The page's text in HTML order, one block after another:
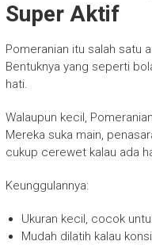
Super Aktif
Pomeranian itu salah satu
Bentuknya yang seperti
hati.
Walaupun kecil,
Mereka suka main,
cukup cerewet kalau ada
Keunggulannya:
Ukuran kecil, cocok
Mudah dilatih kalau